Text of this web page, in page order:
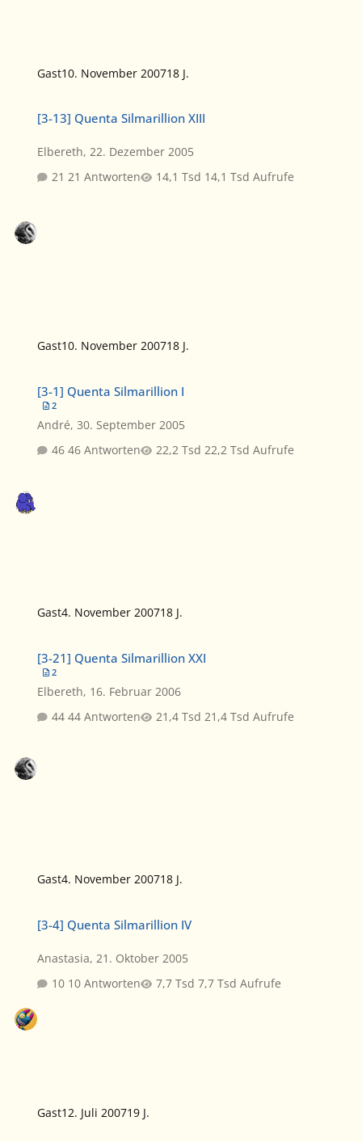
Gast10. November 200718 J.
[3-13] Quenta Silmarillion XIII
Elbereth,22. Dezember 2005
21 Antworten
14,1 Tsd Aufrufe
Gast10. November 200718 J.
[3-1] Quenta Silmarillion I
2
André,30. September 2005
46 Antworten
22,2 Tsd Aufrufe
Gast4. November 200718 J.
[3-21] Quenta Silmarillion XXI
2
Elbereth, 16. Februar 2006
44 Antworten
21,4 Tsd Aufrufe
Gast4. November 200718 J.
[3-4] Quenta Silmarillion IV
Anastasia, 21. Oktober 2005
10 Antworten
7,7 Tsd Aufrufe
Gast12. Juli 200719 J.